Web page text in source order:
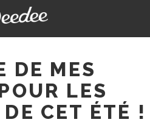
DE MES
LES
CET ÉTÉ !